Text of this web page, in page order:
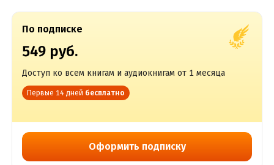
По подписке
549 руб.
Доступ ко всем книгам и аудиокнигам от 1 месяца
Первые 14 дней бесплатно
Оформить подписку